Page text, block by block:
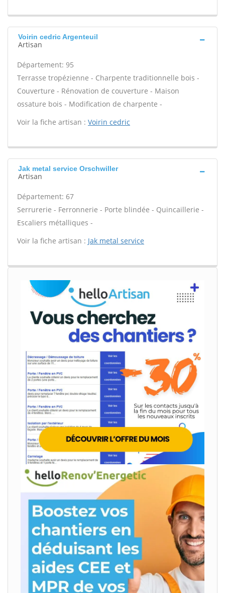
Voirin cedric Argenteuil
Artisan
Département: 95
Terrasse tropézienne - Charpente traditionnelle bois -
Couverture - Rénovation de couverture - Maison
ossature bois - Modification de charpente -
Voir la fiche artisan : Voirin cedric
Jak metal service Orschwiller
Artisan
Département: 67
Serrurerie - Ferronnerie - Porte blindée - Quincaillerie -
Escaliers métalliques -
Voir la fiche artisan : Jak metal service